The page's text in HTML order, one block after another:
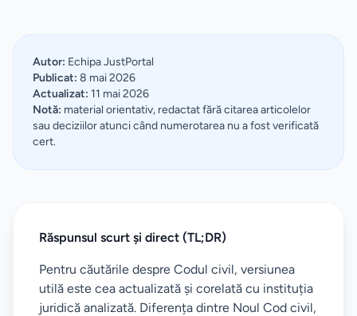
Autor: Echipa JustPortal
Publicat: 8 mai 2026
Actualizat: 11 mai 2026
Notă: material orientativ, redactat fără citarea articolelor
sau deciziilor atunci când numerotarea nu a fost verificată
cert.
Răspunsul scurt și direct (TL;DR)
Pentru căutările despre Codul civil, versiunea
utilă este cea actualizată și corelată cu instituția
juridică analizată. Diferența dintre Noul Cod civil,